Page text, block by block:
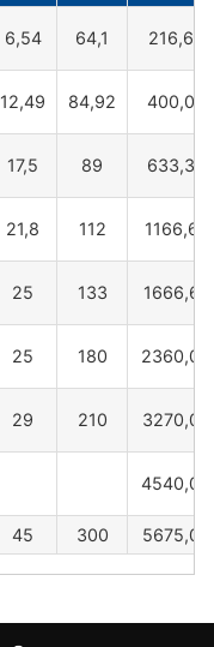
6,54 64,1 216,67
12,49 84,92 400,00
17,5 89 633,33
21,8 112 1166,67
25 133 1666,67
25 180 2360,00
29 210 3270,00
4540,00
45 300 5675,00